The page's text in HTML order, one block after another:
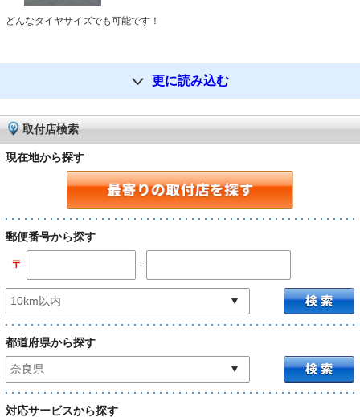
どんなタイヤサイズでも可能です！
更に読み込む
取付店検索
現在地から探す
郵便番号から探す
〒 -
都道府県から探す
対応サービスから探す